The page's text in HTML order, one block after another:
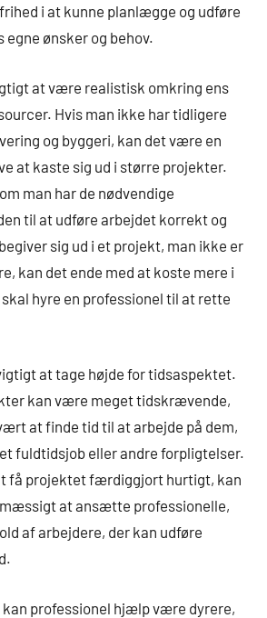
i at kunne planlægge og udføre
ønsker og behov.
at være realistisk omkring ens
Hvis man ikke har tidligere
og byggeri, kan det være en
at kaste sig ud i større projekter.
man har de nødvendige
til at udføre arbejdet korrekt og
sig ud i et projekt, man ikke er
kan det ende med at koste mere i
hyre en professionel til at rette
at tage højde for tidsaspektet.
kan være meget tidskrævende,
at finde tid til at arbejde på dem,
fuldtidsjob eller andre forpligtelser.
få projektet færdiggjort hurtigt, kan
at ansætte professionelle,
af arbejdere, der kan udføre
kan professionel hjælp være dyrere,